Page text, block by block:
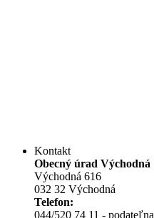
Kontakt
Obecný úrad Východná
Východná 616
032 32 Východná
Telefon:
044/520 74 11 - podateľna